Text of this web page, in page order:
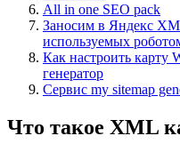
All in one SEO pack
Заносим в Яндекс
используемых
Как настроить карту
генератор
Сервис my sitemap
Что такое XML